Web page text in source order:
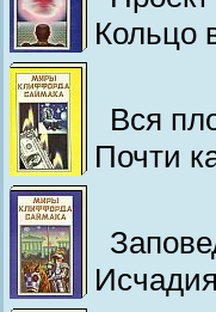
Кольцо
Вся
Почти